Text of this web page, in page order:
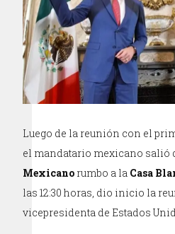
Luego de la reunión con el
el mandatario mexicano salió
Mexicano rumbo a la Casa
las 12:30 horas, dio inicio la
vicepresidenta de Estados